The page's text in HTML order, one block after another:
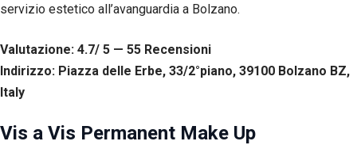
servizio estetico all’avanguardia a Bolzano.
Valutazione: 4.7/ 5 — 55 Recensioni
Indirizzo: Piazza delle Erbe, 33/2°piano, 39100 Bolzano BZ,
Italy
Vis a Vis Permanent Make Up